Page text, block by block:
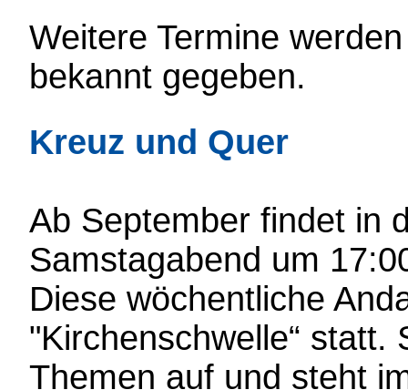
Weitere Termine
bekannt gegeben.
Kreuz und Quer
Ab September findet in
Samstagabend um
Diese wöchentliche
"Kirchenschwelle“ statt.
Themen auf und steht